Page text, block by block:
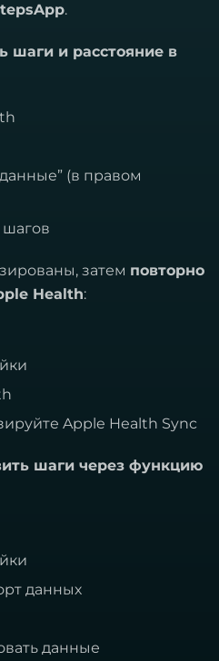
.
шаги и расстояние в
(в правом
шагов
затем повторно
Health:
Apple Health Sync
шаги через функцию
данных
данные